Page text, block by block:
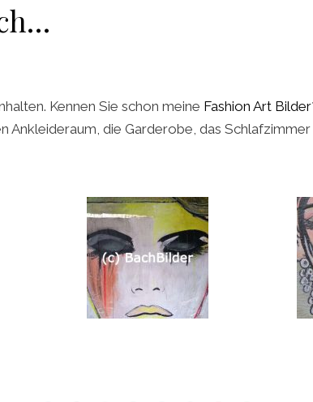
Kennen Sie schon meine Fashion Art Bilder
Ankleideraum, die Garderobe, das